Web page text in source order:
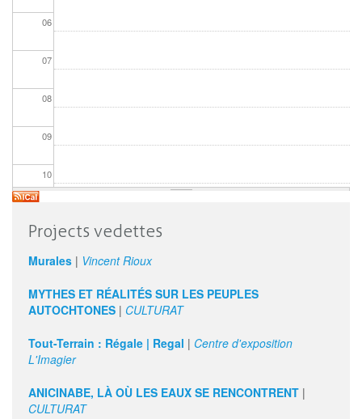
06
07
08
09
10
13
15
16
Projects vedettes
Murales | Vincent Rioux
MYTHES ET RÉALITÉS SUR LES PEUPLES
AUTOCHTONES | CULTURAT
Tout-Terrain : Régale | Regal | Centre d'exposition
L'Imagier
ANICINABE, LÀ OÙ LES EAUX SE RENCONTRENT |
CULTURAT